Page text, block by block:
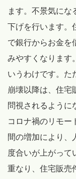
ます。不景気にな
下げを行います。
で銀行からお金を
みやすくなります
いうわけです。た
崩壊以降は、住宅
問視されるように
コロナ禍のリモー
間の増加により、
度合いが上がって
重なり、住宅販売